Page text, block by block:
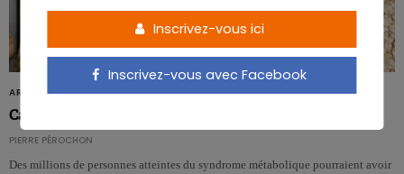
ARTICLES
Carence en vitamine E et syndrome métabolique
PIERRE PÉROCHON
Des millions de personnes atteintes du syndrome métabolique pourraient avoir
Inscrivez-vous ici
Inscrivez-vous avec Facebook